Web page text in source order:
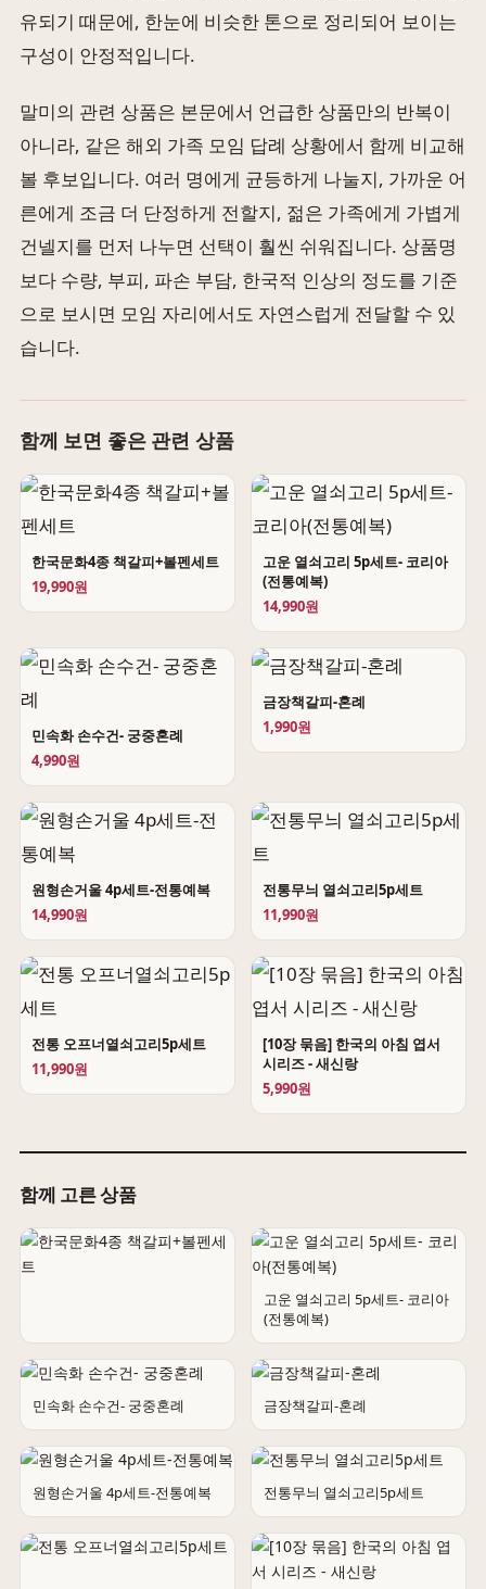
유되기 때문에, 한눈에 비슷한 톤으로 정리되어 보이는
구성이 안정적입니다.
말미의 관련 상품은 본문에서 언급한 상품만의 반복이
아니라, 같은 해외 가족 모임 답례 상황에서 함께 비교해
볼 후보입니다. 여러 명에게 균등하게 나눌지, 가까운 어
른에게 조금 더 단정하게 전할지, 젊은 가족에게 가볍게
건넬지를 먼저 나누면 선택이 훨씬 쉬워집니다. 상품명
보다 수량, 부피, 파손 부담, 한국적 인상의 정도를 기준
으로 보시면 모임 자리에서도 자연스럽게 전달할 수 있
습니다.
함께 보면 좋은 관련 상품
한국문화4종 책갈피+볼펜세트
19,990원
고운 열쇠고리 5p세트- 코리아
(전통예복)
14,990원
민속화 손수건- 궁중혼례
4,990원
금장책갈피-혼례
1,990원
원형손거울 4p세트-전통예복
14,990원
전통무늬 열쇠고리5p세트
11,990원
전통 오프너열쇠고리5p세트
11,990원
[10장 묶음] 한국의 아침 엽서
시리즈 - 새신랑
5,990원
함께 고른 상품
한국문화4종 책갈피+볼펜세트
고운 열쇠고리 5p세트- 코리아
(전통예복)
민속화 손수건- 궁중혼례 금장책갈피-혼례
원형손거울 4p세트-전통예복 전통무늬 열쇠고리5p세트